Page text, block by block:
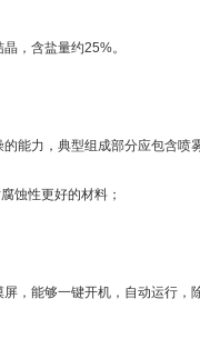
，含盐量约25%。
能力，典型组成部分应包含喷
蚀性更好的材料；
，能够一键开机，自动运行，